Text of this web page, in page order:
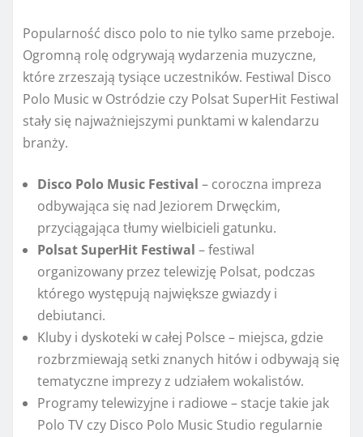
Popularność disco polo to nie tylko same przeboje.
Ogromną rolę odgrywają wydarzenia muzyczne,
które zrzeszają tysiące uczestników. Festiwal Disco
Polo Music w Ostródzie czy Polsat SuperHit Festiwal
stały się najważniejszymi punktami w kalendarzu
branży.
Disco Polo Music Festival – coroczna impreza
odbywająca się nad Jeziorem Drwęckim,
przyciągająca tłumy wielbicieli gatunku.
Polsat SuperHit Festiwal – festiwal
organizowany przez telewizję Polsat, podczas
którego występują największe gwiazdy i
debiutanci.
Kluby i dyskoteki w całej Polsce – miejsca, gdzie
rozbrzmiewają setki znanych hitów i odbywają się
tematyczne imprezy z udziałem wokalistów.
Programy telewizyjne i radiowe – stacje takie jak
Polo TV czy Disco Polo Music Studio regularnie